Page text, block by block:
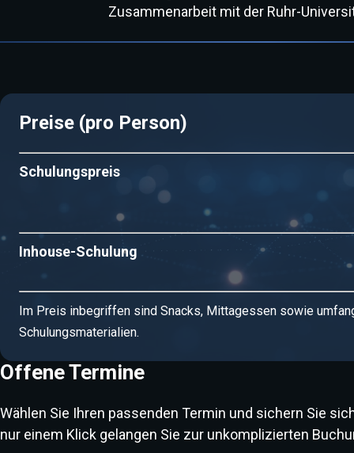
Zusammenarbeit mit der Ruhr-
Preise (pro Person)
Schulungspreis
Inhouse-Schulung
Im Preis inbegriffen sind Snacks, Mittagessen sowie
Schulungsmaterialien.
Offene Termine
Wählen Sie Ihren passenden Termin und sichern Sie
nur einem Klick gelangen Sie zur unkomplizierten